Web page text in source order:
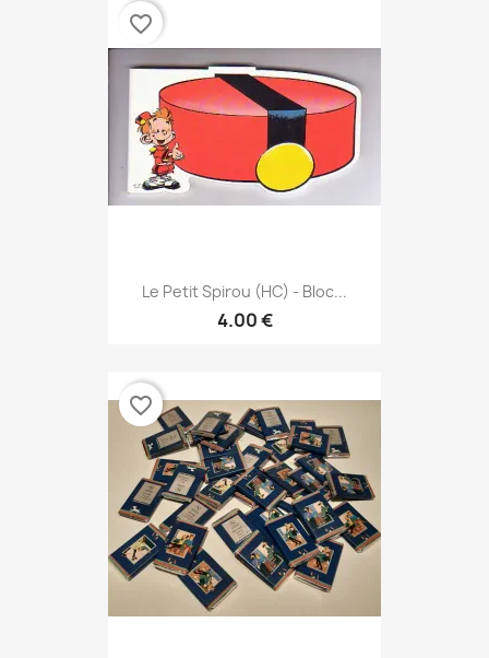
Le Petit Spirou (HC) - Bloc...
4.00 €
favorite_border
favorite_border